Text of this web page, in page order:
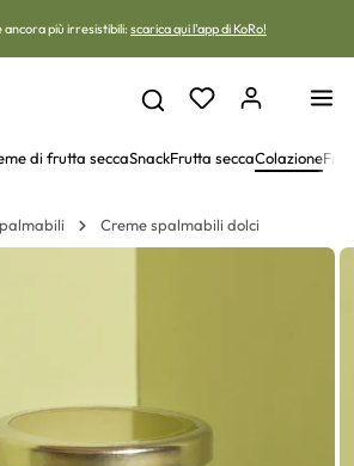
ancora più irresistibili: scarica qui l'app di KoRo!
di frutta seccaSnackFrutta seccaColazione
Creme spalmabili dolci